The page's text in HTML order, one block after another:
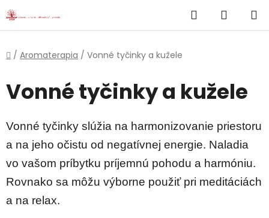
Prejsť
na
Hľadať
KOŠÍK
Domov
/ Aromaterapia / Vonné tyčinky a kužele
Vonné tyčinky a kužele
Vonné tyčinky slúžia na harmonizovanie priestoru
a na jeho očistu od negatívnej energie. Naladia
vo vašom príbytku príjemnú pohodu a harmóniu.
Rovnako sa môžu výborne použiť pri meditáciách
a na relax.